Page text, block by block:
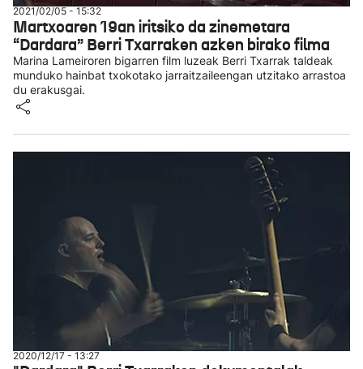
2021/02/05 - 15:32
Martxoaren 19an iritsiko da zinemetara
“Dardara” Berri Txarraken azken birako filma
Marina Lameiroren bigarren film luzeak Berri Txarrak taldeak
munduko hainbat txokotako jarraitzaileengan utzitako arrastoa
du erakusgai.
2020/12/17 - 13:27